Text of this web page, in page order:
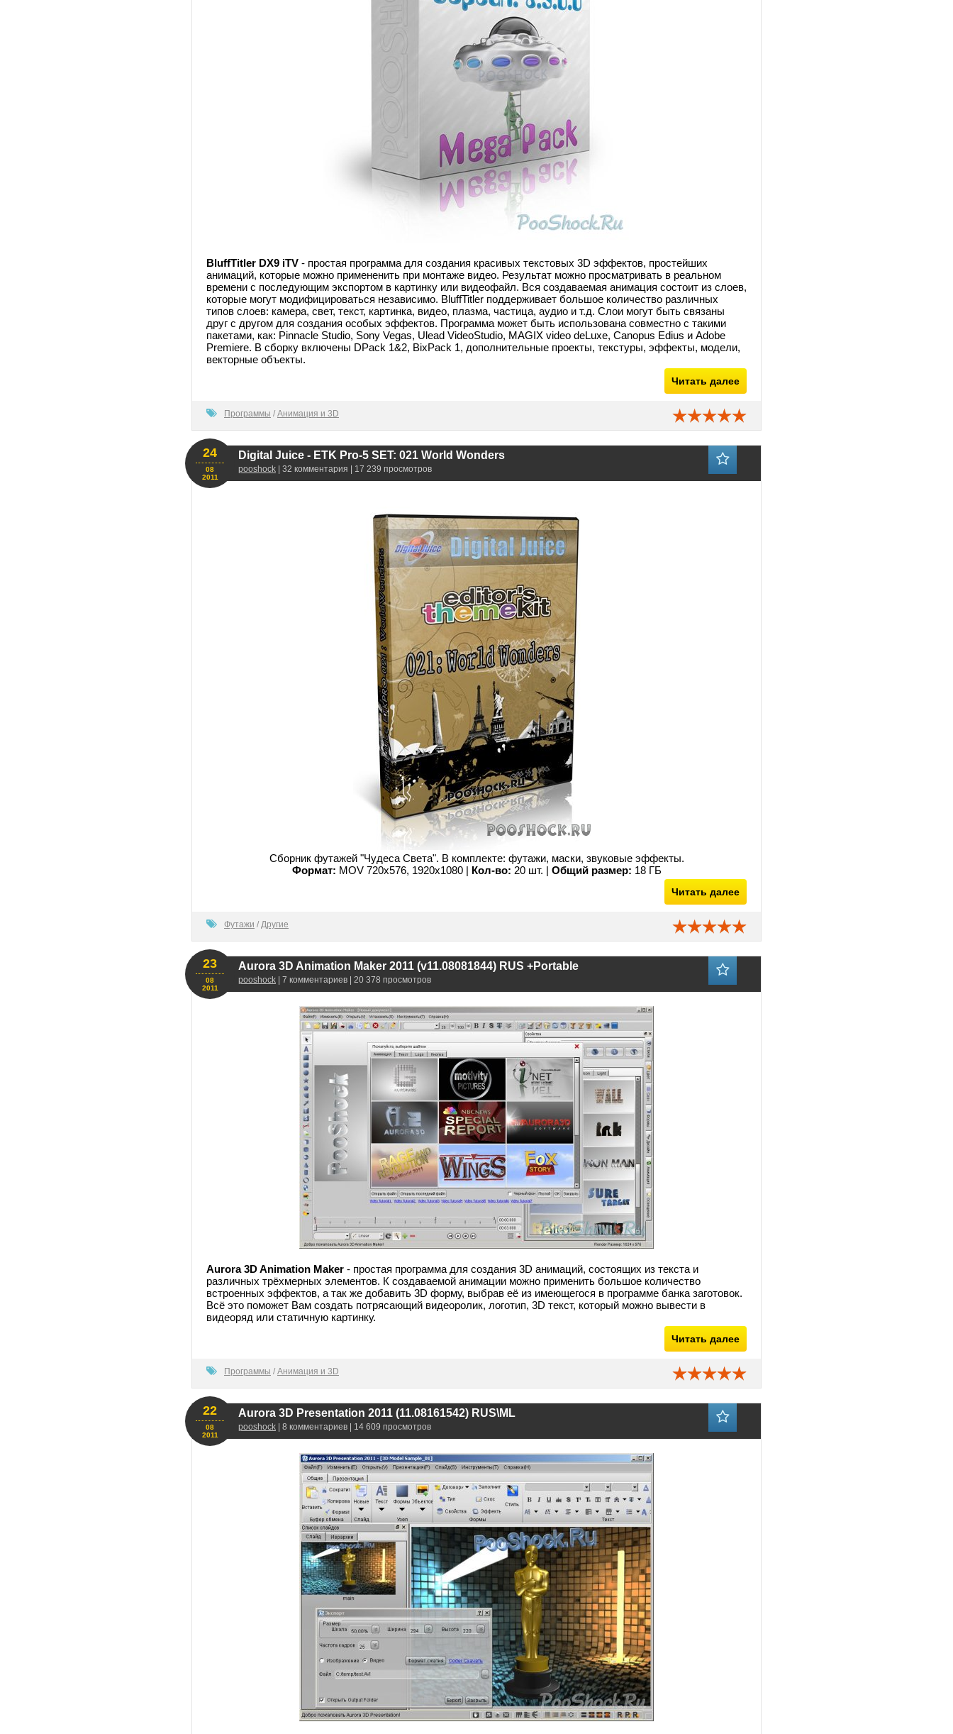
BluffTitler DX9 iTV - простая программа для создания красивых текстовых 3D эффектов, простейших
анимаций, которые можно примененить при монтаже видео. Результат можно просматривать в реальном
времени с последующим экспортом в картинку или видеофайл. Вся создаваемая анимация состоит из слоев,
которые могут модифицироваться независимо. BluffTitler поддерживает большое количество различных
типов слоев: камера, свет, текст, картинка, видео, плазма, частица, аудио и т.д. Слои могут быть связаны
друг с другом для создания особых эффектов. Программа может быть использована совместно с такими
пакетами, как: Pinnacle Studio, Sony Vegas, Ulead VideoStudio, MAGIX video deLuxe, Canopus Edius и Adobe
Premiere. В сборку включены DPack 1&2, BixPack 1, дополнительные проекты, текстуры, эффекты, модели,
векторные объекты.
Читать далее
Программы / Анимация и 3D
Digital Juice - ETK Pro-5 SET: 021 World Wonders
pooshock | 32 комментария | 17 239 просмотров
24
08
2011
Сборник футажей "Чудеса Света". В комплекте: футажи, маски, звуковые эффекты.
Формат: MOV 720х576, 1920x1080 | Кол-во: 20 шт. | Общий размер: 18 ГБ
Читать далее
Футажи / Другие
Aurora 3D Animation Maker 2011 (v11.08081844) RUS +Portable
pooshock | 7 комментариев | 20 378 просмотров
23
08
2011
Aurora 3D Animation Maker - простая программа для создания 3D анимаций, состоящих из текста и
различных трёхмерных элементов. К создаваемой анимации можно применить большое количество
встроенных эффектов, а так же добавить 3D форму, выбрав её из имеющегося в программе банка заготовок.
Всё это поможет Вам создать потрясающий видеоролик, логотип, 3D текст, который можно вывести в
видеоряд или статичную картинку.
Читать далее
Программы / Анимация и 3D
Aurora 3D Presentation 2011 (11.08161542) RUS\ML
pooshock | 8 комментариев | 14 609 просмотров
22
08
2011